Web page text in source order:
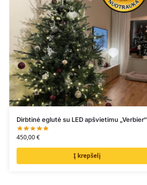
Dirbtinė eglutė su LED apšvietimu „Verbier“
450,00€
Į krepšelį